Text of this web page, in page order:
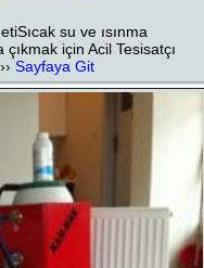
su ve ısınma
için Acil Tesisatçı
Sayfaya Git